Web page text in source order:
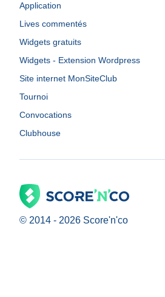
Application
Lives commentés
Widgets gratuits
Widgets - Extension Wordpress
Site internet MonSiteClub
Tournoi
Convocations
Clubhouse
© 2014 - 2026 Score'n'co